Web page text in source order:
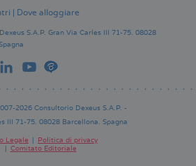
Dove alloggiare
S.A.P. Gran Via Carles III 71-75. 08028
2026 Consultorio Dexeus S.A.P. -
III 71-75. 08028 Barcellona. Spagna
Legale
Politica di privacy
Comitato Editoriale